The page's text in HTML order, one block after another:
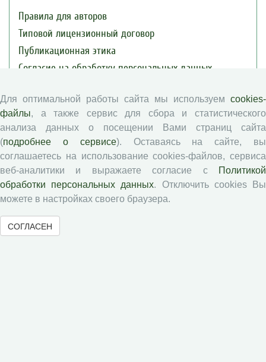
Правила для авторов
Типовой лицензионный договор
Публикационная этика
Согласие на обработку персональных данных
Рецензентам
Памятка рецензенту
Положение о рецензировании
Форма рецензии
Журналы ВолНЦ РАН
Для оптимальной работы сайта мы используем cookies-
файлы, а также сервис для сбора и статистического
анализа данных о посещении Вами страниц сайта
(подробнее о сервисе). Оставаясь на сайте, вы
соглашаетесь на использование cookies-файлов, сервиса
веб-аналитики и выражаете согласие с
Политикой
обработки персональных данных. Отключить cookies Вы
можете в настройках своего браузера.
СОГЛАСЕН